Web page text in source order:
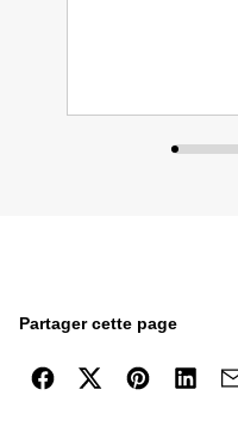
Partager cette page